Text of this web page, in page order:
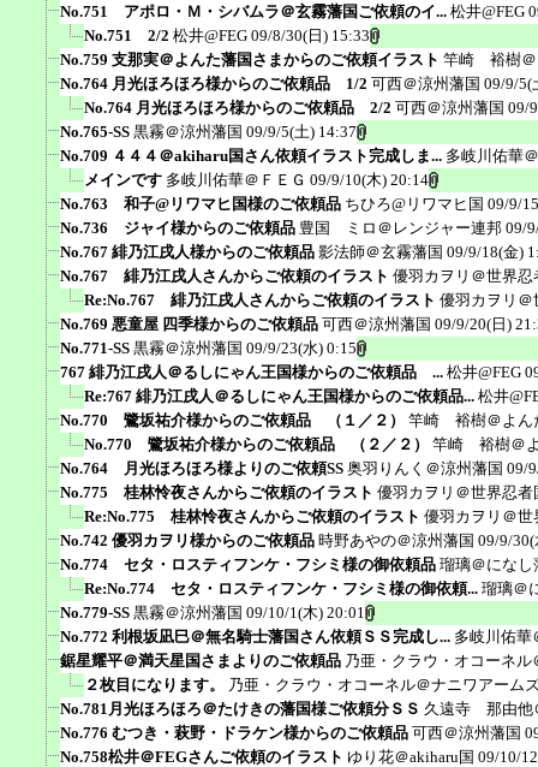
No.751 アポロ・Ｍ・シバムラ＠玄霧藩国ご依頼のイ... 松井@FEG
No.751 2/2 松井@FEG 09/8/30(日) 15:33
No.759 支那実＠よんた藩国さまからのご依頼イラスト 竿崎 裕樹＠
No.764 月光ほろほろ様からのご依頼品 1/2 可西＠涼州藩国 09/9/5(
No.764 月光ほろほろ様からのご依頼品 2/2 可西＠涼州藩国 09/
No.765-SS 黒霧＠涼州藩国 09/9/5(土) 14:37
No.709 ４４４＠akiharu国さん依頼イラスト完成しま... 多岐川佑華
メインです 多岐川佑華＠ＦＥＧ 09/9/10(木) 20:14
No.763 和子@リワマヒ国様のご依頼品 ちひろ@リワマヒ国 09/9/
No.736 ジャイ様からのご依頼品 豊国 ミロ＠レンジャー連邦 09/
No.767 緋乃江戌人様からのご依頼品 影法師＠玄霧藩国 09/9/18(金)
No.767 緋乃江戌人さんからご依頼のイラスト 優羽カヲリ＠世界忍
Re:No.767 緋乃江戌人さんからご依頼のイラスト 優羽カヲリ＠
No.769 悪童屋 四季様からのご依頼品 可西＠涼州藩国 09/9/20(日)
No.771-SS 黒霧＠涼州藩国 09/9/23(水) 0:15
767 緋乃江戌人＠るしにゃん王国様からのご依頼品 ... 松井@FEG
Re:767 緋乃江戌人＠るしにゃん王国様からのご依頼品... 松井
No.770 鷺坂祐介様からのご依頼品 （１／２）
竿崎 裕樹＠よん
No.770 鷺坂祐介様からのご依頼品 （２／２）
竿崎 裕樹＠
No.764 月光ほろほろ様よりのご依頼SS 奥羽りんく＠涼州藩国 09/
No.775 桂林怜夜さんからご依頼のイラスト 優羽カヲリ＠世界忍者
Re:No.775 桂林怜夜さんからご依頼のイラスト 優羽カヲリ＠世
No.742 優羽カヲリ様からのご依頼品 時野あやの＠涼州藩国 09/9/30(
No.774 セタ・ロスティフンケ・フシミ様の御依頼品 瑠璃＠になし
Re:No.774 セタ・ロスティフンケ・フシミ様の御依頼... 瑠璃＠
No.779-SS 黒霧＠涼州藩国 09/10/1(木) 20:01
No.772 利根坂凪巳＠無名騎士藩国さん依頼ＳＳ完成し... 多岐川佑華
鋸星耀平＠満天星国さまよりのご依頼品 乃亜・クラウ・オコーネ
２枚目になります。
乃亜・クラウ・オコーネル＠ナニワアーム
No.781月光ほろほろ＠たけきの藩国様ご依頼分ＳＳ 久遠寺 那由他
No.776 むつき・萩野・ドラケン様からのご依頼品 可西＠涼州藩国
No.758松井＠FEGさんご依頼のイラスト ゆり花＠akiharu国 09/10/